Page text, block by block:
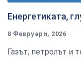
Енергетиката,
8 Февруари, 2026
Газът, петролът и